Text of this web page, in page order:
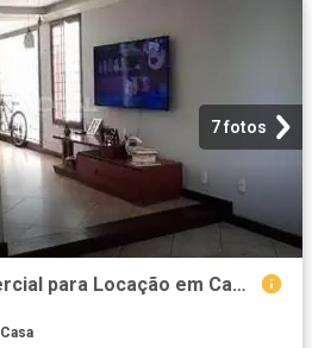
7 fotos
Casa / Sobrado Comercial para Locação em Campos dos Goytacazes/RJ Centro 5 Quartos
Casa